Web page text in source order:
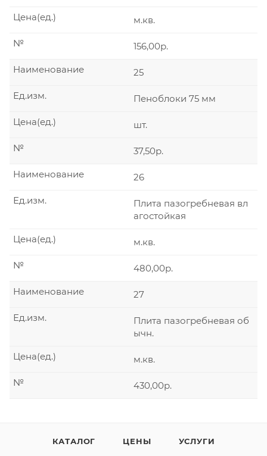
м.кв.
Цена(ед.)
156,00р.
№
25
Наименование
Пеноблоки 75 мм
Ед.изм.
шт.
Цена(ед.)
37,50р.
№
26
Наименование
Плита пазогребневая вл
агостойкая
Ед.изм.
м.кв.
Цена(ед.)
480,00р.
№
27
Наименование
Плита пазогребневая об
ычн.
Ед.изм.
м.кв.
Цена(ед.)
430,00р.
№
КАТАЛОГ ЦЕНЫ УСЛУГИ